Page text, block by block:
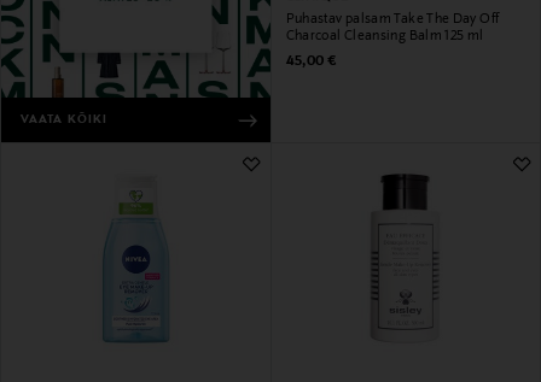
VAATA KÕIKI
Puhastav palsam Take The Day Off
Charcoal Cleansing Balm 125 ml
Original Price
45,00 €